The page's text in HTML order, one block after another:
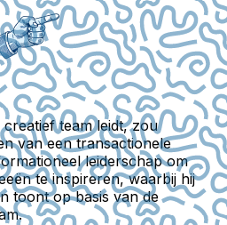
team leidt, zou
van een transactionele
leiderschap om
te inspireren, waarbij hij
toont op basis van de